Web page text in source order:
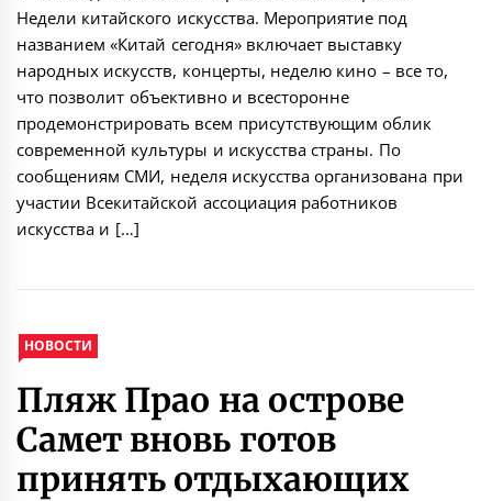
Недели китайского искусства. Мероприятие под
названием «Китай сегодня» включает выставку
народных искусств, концерты, неделю кино – все то,
что позволит объективно и всесторонне
продемонстрировать всем присутствующим облик
современной культуры и искусства страны. По
сообщениям СМИ, неделя искусства организована при
участии Всекитайской ассоциация работников
искусства и […]
НОВОСТИ
Пляж Прао на острове
Самет вновь готов
принять отдыхающих